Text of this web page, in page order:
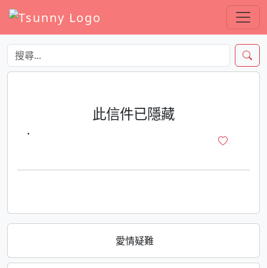
愛情疑難
此信件已隱藏
·